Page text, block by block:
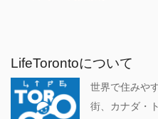
LifeTorontoについて
世界で住みや
街、カナダ・